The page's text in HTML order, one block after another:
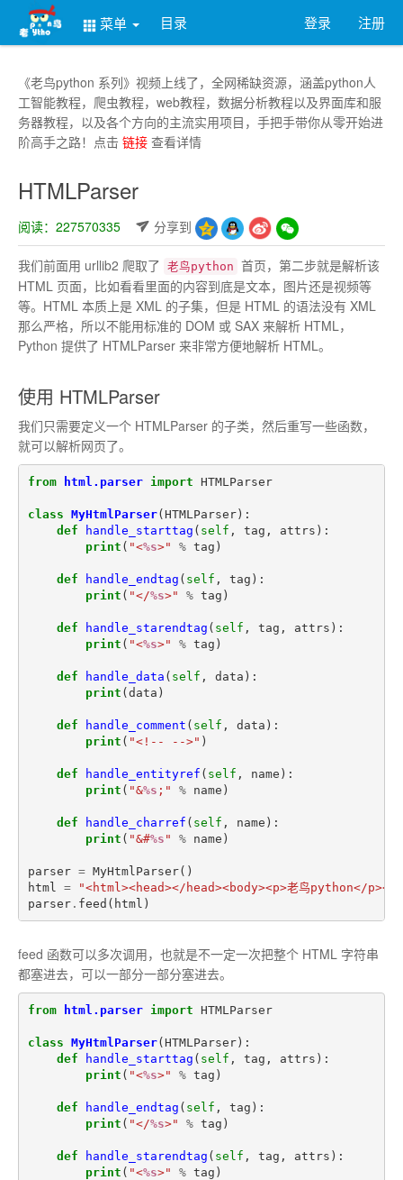
菜单 目录 登录 注册
《老鸟python 系列》视频上线了，全网稀缺资源，涵盖python人
工智能教程，爬虫教程，web教程，数据分析教程以及界面库和服
务器教程，以及各个方向的主流实用项目，手把手带你从零开始进
阶高手之路！点击 链接 查看详情
HTMLParser
阅读：227570335 分享到
我们前面用 urllib2 爬取了 老鸟python 首页，第二步就是解析该
HTML 页面，比如看看里面的内容到底是文本，图片还是视频等
等。HTML 本质上是 XML 的子集，但是 HTML 的语法没有 XML
那么严格，所以不能用标准的 DOM 或 SAX 来解析 HTML，
Python 提供了 HTMLParser 来非常方便地解析 HTML。
使用 HTMLParser
我们只需要定义一个 HTMLParser 的子类，然后重写一些函数，
就可以解析网页了。
from html.parser import HTMLParser
class MyHtmlParser(HTMLParser):
def
handle_starttag ( self , tag , attrs ):
print ( "<%s>" % tag )
def handle_endtag ( self , tag ):
print ( "</%s>" % tag )
def handle_starendtag ( self , tag , attrs ):
print ( "<%s>" % tag )
def handle_data ( self , data ):
print (data )
def handle_comment ( self , data ):
print ( "<!-- -->" )
def handle_entityref ( self , name ):
print ( "&%s ;" % name )
def handle_charref ( self , name ):
print ( "&#%s " % name )
parser = MyHtmlParser()
html
=
"<html><head></head><body><p>老鸟python</p></
parser. feed ( html )
feed 函数可以多次调用，也就是不一定一次把整个 HTML 字符串
都塞进去，可以一部分一部分塞进去。
from html.parser import HTMLParser
class MyHtmlParser(HTMLParser):
def
handle_starttag ( self , tag , attrs ):
print ( "<%s>" % tag )
def handle_endtag ( self , tag ):
print ( "</%s>" % tag )
def handle_starendtag ( self , tag , attrs ):
print ( "<%s>" % tag )